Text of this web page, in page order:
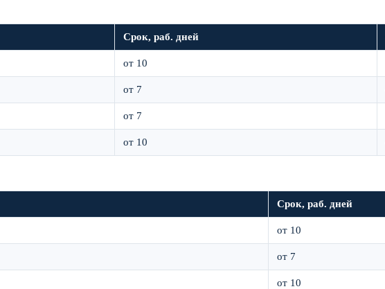
Срок, раб. дней
от 10
от 7
от 7
от 10
Срок, раб. дней
от 10
от 7
от 10